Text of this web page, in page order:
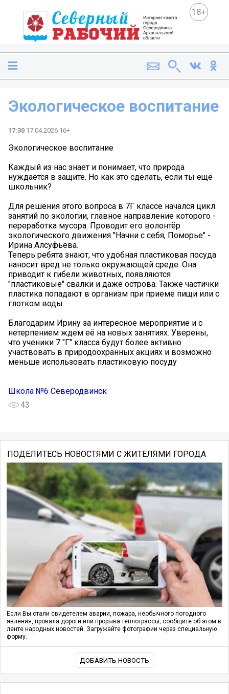
18+
Экологическое воспитание
17:30 17.04.2026 16+
Экологическое воспитание
Каждый из нас знает и понимает, что природа
нуждается в защите. Но как это сделать, если ты ещё
школьник?
️️Для решения этого вопроса в 7Г классе начался цикл
занятий по экологии, главное направление которого -
переработка мусора. Проводит его волонтёр
экологического движения "Начни с себя, Поморье" -
Ирина Алсуфьева.
Теперь ребята знают, что удобная пластиковая посуда
наносит вред не только окружающей среде. Она
приводит к гибели животных, появляются
"пластиковые" свалки и даже острова. Также частички
пластика попадают в организм при приеме пищи или с
глотком воды.
Благодарим Ирину за интересное мероприятие и с
нетерпением ждем её на новых занятиях. Уверены,
что ученики 7 "Г" класса будут более активно
участвовать в природоохранных акциях и возможно
меньше использовать пластиковую посуду
Школа №6 Северодвинск
43
ПОДЕЛИТЕСЬ НОВОСТЯМИ С ЖИТЕЛЯМИ ГОРОДА
Если Вы стали свидетелем аварии, пожара, необычного погодного
явления, провала дороги или прорыва теплотрассы, сообщите об этом в
ленте народных новостей. Загружайте фотографии через специальную
форму.
ДОБАВИТЬ НОВОСТЬ